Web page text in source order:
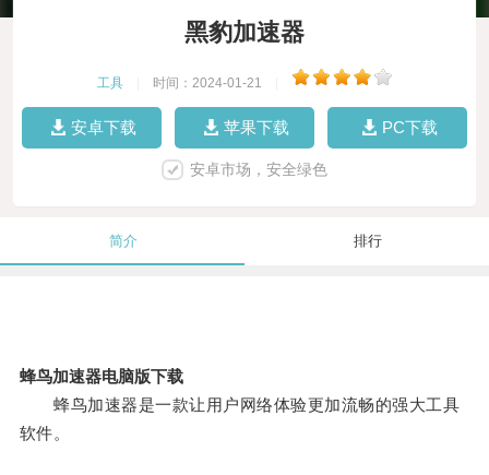
黑豹加速器
工具 时间：2024-01-21
安卓下载 苹果下载 PC下载
安卓市场，安全绿色
简介 排行
蜂鸟加速器电脑版下载
蜂鸟加速器是一款让用户网络体验更加流畅的强大工具
软件。